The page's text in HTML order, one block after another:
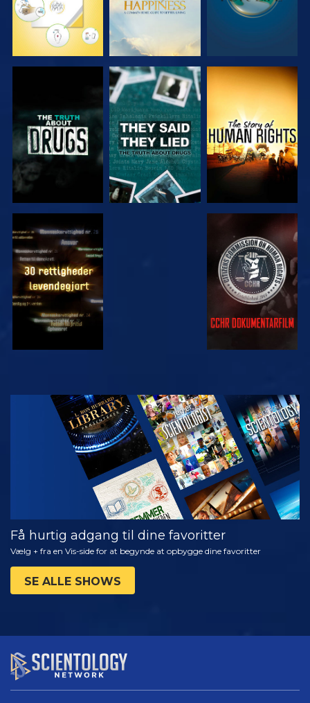
SE SE
SE SE
SE
UDFORSK
SERIEN
Få hurtig adgang til dine favoritter
Vælg + fra en Vis-side for at begynde at opbygge dine favoritter
SE ALLE SHOWS